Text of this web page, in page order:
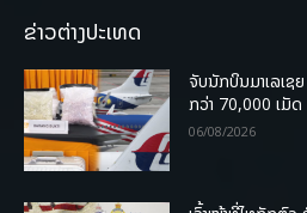
ຂ່າວຕ່າງປະເທດ
ຈັບນັກບິນມາເລເຊ
ກວ່າ 70,000 ເມັດ
06/08/2026